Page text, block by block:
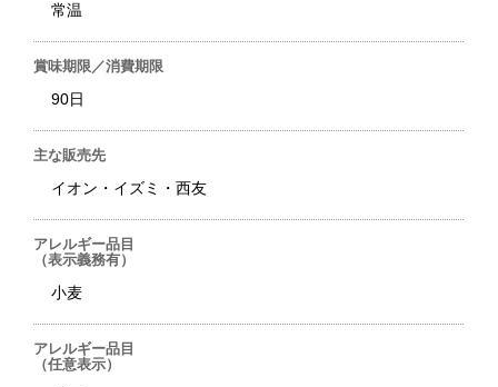
常温
賞味期限／消費期限
90日
主な販売先
イオン・イズミ・西友
アレルギー品目
（表示義務有）
小麦
アレルギー品目
（任意表示）